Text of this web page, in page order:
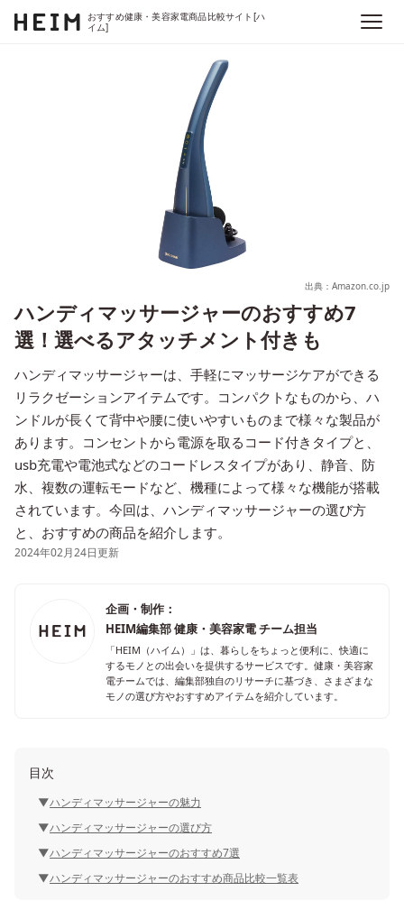
おすすめ健康・美容家電商品比較サイト[ハ
イム]
出典：Amazon.co.jp
ハンディマッサージャーのおすすめ7
選！選べるアタッチメント付きも
ハンディマッサージャーは、手軽にマッサージケアができる
リラクゼーションアイテムです。コンパクトなものから、ハ
ンドルが長くて背中や腰に使いやすいものまで様々な製品が
あります。コンセントから電源を取るコード付きタイプと、
usb充電や電池式などのコードレスタイプがあり、静音、防
水、複数の運転モードなど、機種によって様々な機能が搭載
されています。今回は、ハンディマッサージャーの選び方
と、おすすめの商品を紹介します。
2024年02月24日更新
企画・制作：
HEIM編集部 健康・美容家電 チーム担当
「HEIM（ハイム）」は、暮らしをちょっと便利に、快適に
するモノとの出会いを提供するサービスです。健康・美容家
電チームでは、編集部独自のリサーチに基づき、さまざまな
モノの選び方やおすすめアイテムを紹介しています。
目次
ハンディマッサージャーの魅力
ハンディマッサージャーの選び方
ハンディマッサージャーのおすすめ7選
ハンディマッサージャーのおすすめ商品比較一覧表